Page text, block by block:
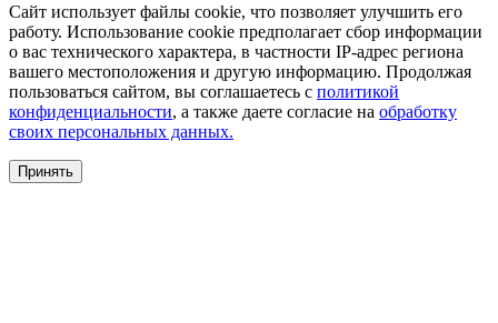
Сайт использует файлы cookie, что позволяет улучшить его
работу. Использование cookie предполагает сбор информации
о вас технического характера, в частности IP-адрес региона
вашего местоположения и другую информацию. Продолжая
пользоваться сайтом, вы соглашаетесь с политикой
конфиденциальности, а также даете согласие на обработку
своих персональных данных.
Принять